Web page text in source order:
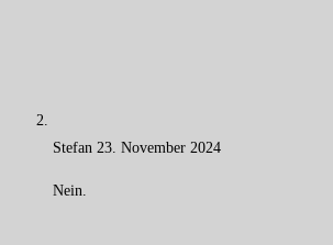
Stefan 23. November 2024
Nein.